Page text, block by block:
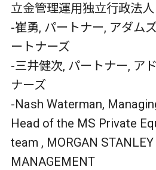
立金管理運用独立行政法人
-崔勇, パートナー, アダム
ートナーズ
-三井健次, パートナー, ア
ナーズ
-Nash Waterman,
Head of the MS Private
team , MORGAN
MANAGEMENT